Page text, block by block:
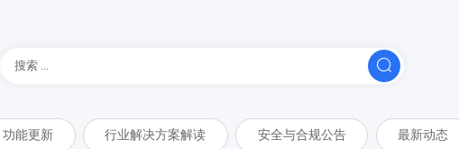

功能更新 行业解决方案解读 安全与合规公告 最新动态